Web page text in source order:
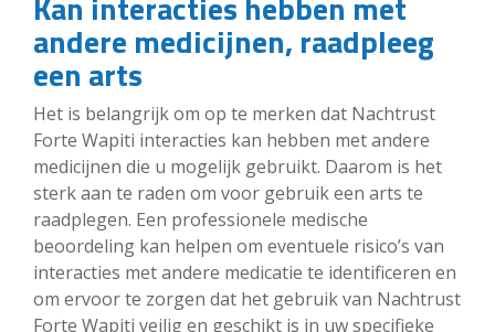
andere medicijnen, raadpleeg
een arts
Het is belangrijk om op te merken dat Nachtrust
Forte Wapiti interacties kan hebben met andere
medicijnen die u mogelijk gebruikt. Daarom is het
sterk aan te raden om voor gebruik een arts te
raadplegen. Een professionele medische
beoordeling kan helpen om eventuele risico’s van
interacties met andere medicatie te identificeren en
om ervoor te zorgen dat het gebruik van Nachtrust
Forte Wapiti veilig en geschikt is in uw specifieke